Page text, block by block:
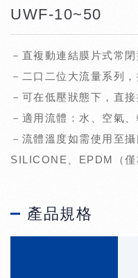
UWF-10~50
－直複動連結膜片式常閉
－二口二位大流量系列，
－可在低壓狀態下，直接
－適用流體：水、空氣、
－流體溫度如需使用至
SILICONE、EPDM（僅
產品規格